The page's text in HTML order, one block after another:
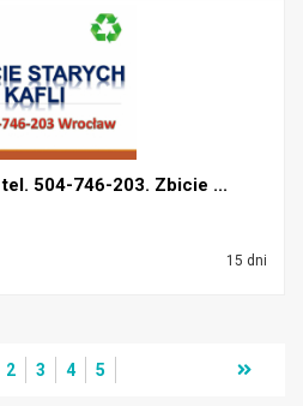
504-746-203. Zbicie ...
15 dni
2 3 4 5